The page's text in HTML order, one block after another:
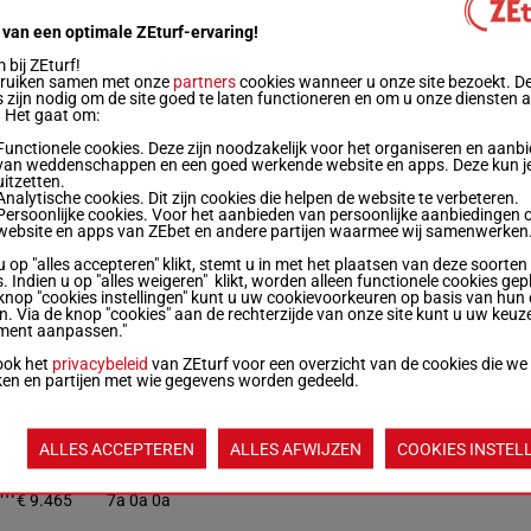
1'14"6
(22) 0a 3a 5a 0a 1a 0a 7a 0a 6a Da 1a
1'14"0
€ 12.160
3a
1'13"0
€ 13.111
4a 2a 4a (22) 4a 6a 0a 0a 0a 4a 4a 2a
0a
1'14"1
€ 13.299
0a 2a (22) 0a Da 0a 5a Da 0a 4a 4a 6a
6a
€ 9.465
7a 0a 0a
een optimale ZEturf-ervaring!
bij ZEturf!
samen met onze partnerscookies wanneer u onze site bezoekt.
zijn nodig om de site goed te laten functioneren en om u onze diensten
Het gaat om:
cookies. Deze zijn noodzakelijk voor het organiseren en
weddenschappen en een goed werkende website en apps. Deze kun
cookies. Dit zijn cookies die helpen de website te verbeteren.
cookies. Voor het aanbieden van persoonlijke aanbiedingen
en apps van ZEbet en andere partijen waarmee wij
op "alles accepteren" klikt, stemt u in met het plaatsen van deze soorten
Indien u op "alles weigeren" klikt, worden alleen functionele cookies
"cookies instellingen" kunt u uw cookievoorkeuren op basis van hun
Via de knop "cookies" aan de rechterzijde van onze site kunt u uw
aanpassen."
het privacybeleid van ZEturf voor een overzicht van de cookies die we
en partijen met wie gegevens worden gedeeld.
ALLES ACCEPTEREN ALLES AFWIJZEN COOKIES